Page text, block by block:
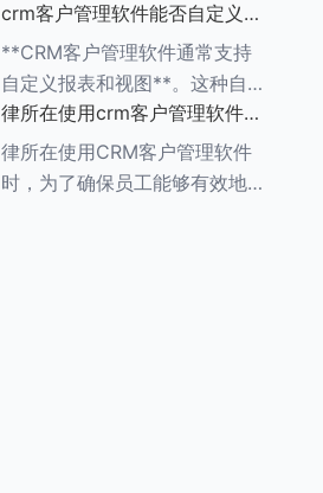
实施前后企业多个方面的比较和
分析。以下是一个详细的评估步
骤： ###
crm客户管理软件能否自定义报
表和视图
**CRM客户管理软件通常支持
自定义报表和视图**。这种自定
义功能使得企业能够根据自身的
业务需求，灵活调整和优化
CRM系统的数据展示方式，从
律所在使用crm客户管理软件
时，员工需要接受哪些培训
律所在使用CRM客户管理软件
时，为了确保员工能够有效地利